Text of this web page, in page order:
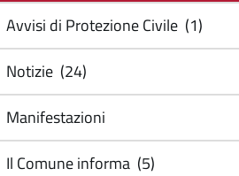
Avvisi di Protezione Civile (1)
Notizie (24)
Manifestazioni
Il Comune informa (5)